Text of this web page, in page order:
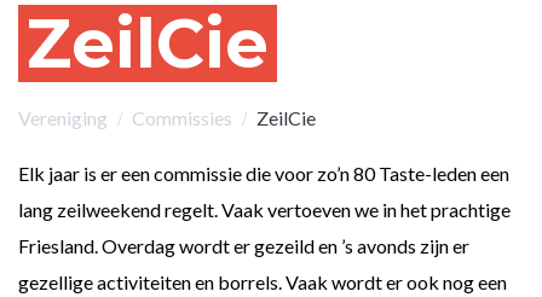
ZeilCie
Vereniging Commissies ZeilCie
​Elk jaar is er een commissie die voor zo’n 80 Taste-leden een
lang zeilweekend regelt. Vaak vertoeven we in het prachtige
Friesland. Overdag wordt er gezeild en ’s avonds zijn er
gezellige activiteiten en borrels. Vaak wordt er ook nog een